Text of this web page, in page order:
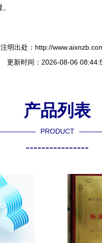
明出处：http://
更新时间：2026-08-06
产品列表
PRODUCT
----------------